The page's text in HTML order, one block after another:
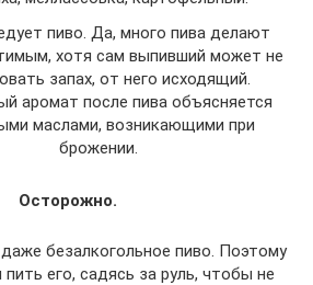
пиво. Да, много пива делают
хотя сам выпивший может не
запах, от него исходящий.
аромат после пива объясняется
маслами, возникающими при
брожении.
Осторожно.
безалкогольное пиво. Поэтому
его, садясь за руль, чтобы не